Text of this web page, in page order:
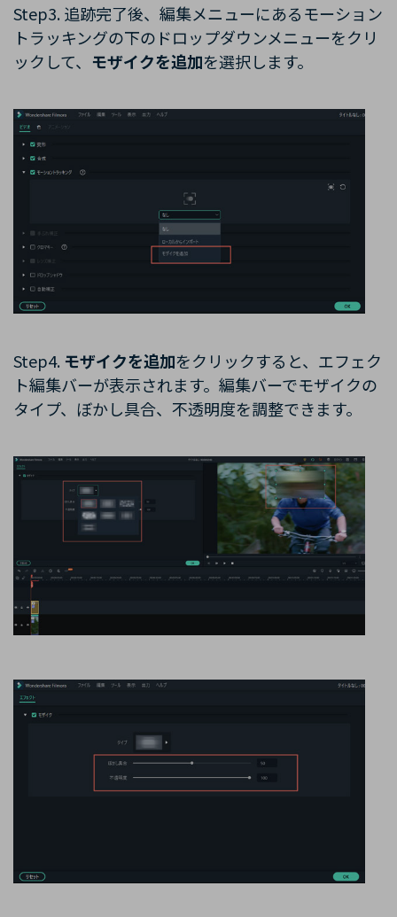
Step3. 追跡完了後、編集メニューにあるモーション
トラッキングの下のドロップダウンメニューをクリ
ックして、 モザイクを追加を選択します。
Step4. モザイクを追加をクリックすると、エフェク
ト編集バーが表示されます。編集バーでモザイクの
タイプ、ぼかし具合、不透明度を調整できます。